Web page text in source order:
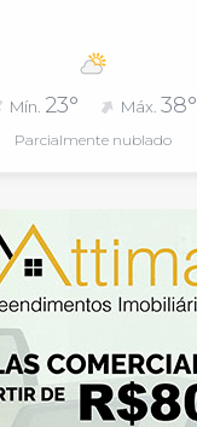
Mín. 23° Máx.38°
Parcialmente nublado